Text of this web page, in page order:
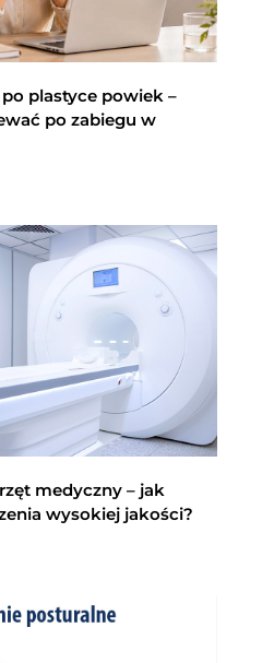
plastyce powiek –
po zabiegu w
medyczny – jak
wysokiej jakości?